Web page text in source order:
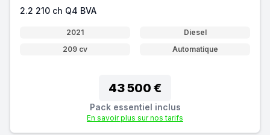
2.2 210 ch Q4 BVA
2021
Diesel
209 cv
Automatique
43 500 €
Pack essentiel inclus
En savoir plus sur nos tarifs